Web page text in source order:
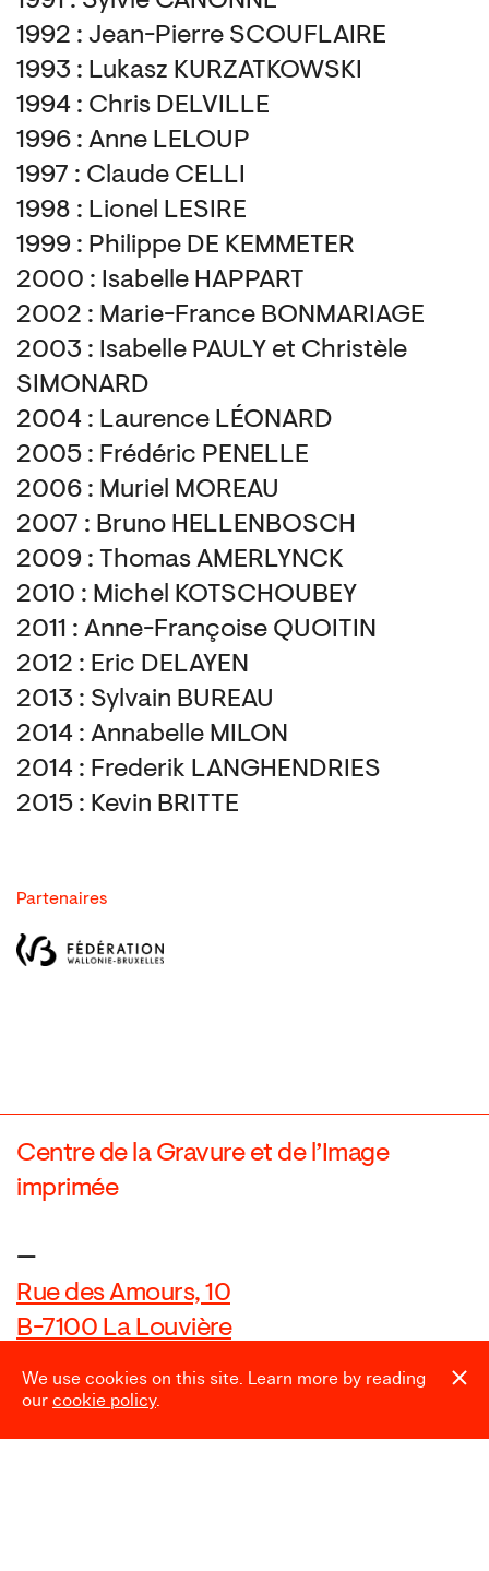
We use cookies on this site. Learn more by reading
our cookie policy.
1992 : Jean-Pierre SCOUFLAIRE
1993 : Lukasz KURZATKOWSKI
1994 : Chris DELVILLE
1996 : Anne LELOUP
1997 : Claude CELLI
1998 : Lionel LESIRE
1999 : Philippe DE KEMMETER
2000 : Isabelle HAPPART
2002 : Marie-France BONMARIAGE
2003 : Isabelle PAULY et Christèle
SIMONARD
2004 : Laurence LÉONARD
2005 : Frédéric PENELLE
2006 : Muriel MOREAU
2007 : Bruno HELLENBOSCH
2009 : Thomas AMERLYNCK
2010 : Michel KOTSCHOUBEY
2011 : Anne-Françoise QUOITIN
2012 : Eric DELAYEN
2013 : Sylvain BUREAU
2014 : Annabelle MILON
2014 : Frederik LANGHENDRIES
2015 : Kevin BRITTE
Partenaires
Centre de la Gravure et de l’Image
imprimée
—
Rue des Amours, 10
B-7100 La Louvière
Nous contacter